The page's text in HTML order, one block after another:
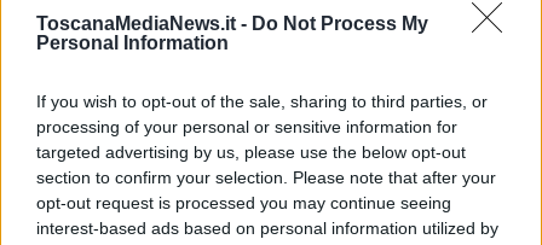
ToscanaMediaNews.it - Do Not Process My
Personal Information
If you wish to opt-out of the sale, sharing to third parties, or
processing of your personal or sensitive information for
targeted advertising by us, please use the below opt-out
section to confirm your selection. Please note that after your
opt-out request is processed you may continue seeing
interest-based ads based on personal information utilized by
quantità scaricato abusivamente nella scarpata lungo la
superstrada: è successo a Castagneto Carducci, e a darne notizia
è stato il Comune che parla di "atto di grave scempio
ambientale" . Il ritrovamento è avvenuto nella mattinata di ieri
"E' stata scoperta una enorme quantità di amianto scaricata sotto la